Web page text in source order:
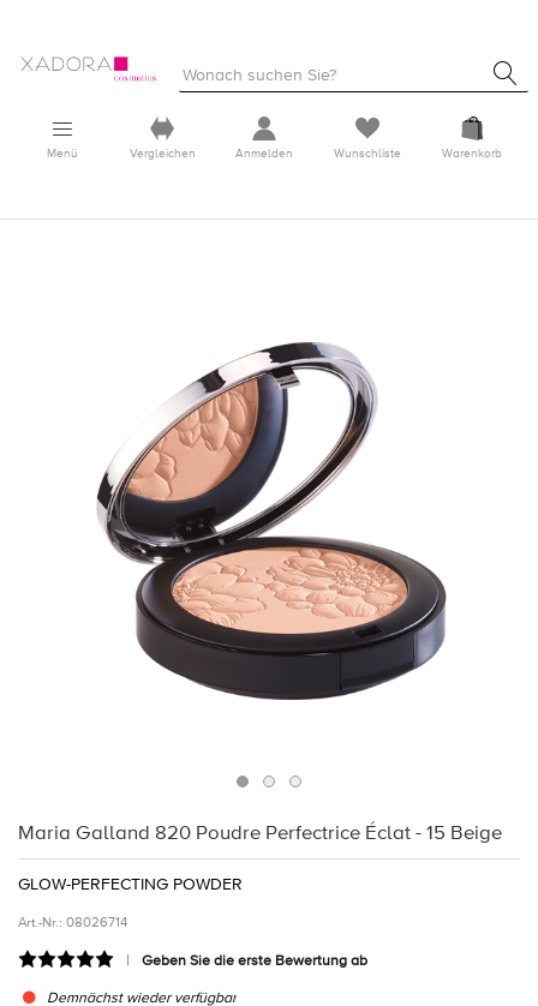
Menü Vergleichen Anmelden Wunschliste Warenkorb
Maria Galland 820 Poudre Perfectrice Éclat - 15 Beige
GLOW-PERFECTING POWDER
Art.-Nr.: 08026714
Geben Sie die erste Bewertung ab
Demnächst wieder verfügbar